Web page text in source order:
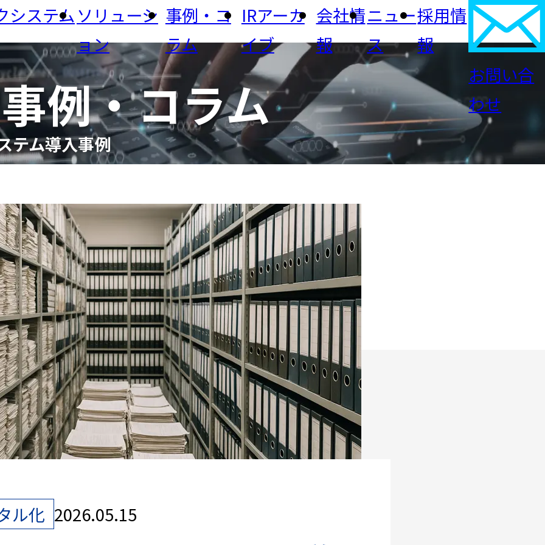
システムソリューシ
ョン
ら探す
コン・コンクリート運輸・物流業鉱業建設・不動産
サービス食品・農業・JA情報通信
ンシステムDX省人・省力化セキュリティ・インフラ
ル化生産・品質管理
事例・コ
ラム
IRアーカ
イブ
ース 投資家の皆様へ IRカレンダー
ブラリ 株主総会 IRよくあるご質問
項
会社情
報
ッセージ
経営理念・経営方
針
会社概要
ィックシス
（沿革）
事業所・アクセス メディア掲載
報公開 電子公告
CSR・サステナビリ
ティ
ニュー
ス
ー・イベント
PACIFICサイバーセキュリティ
研究所
採用情
報
お問い合
わせ
事例・コラム
テム導入事例
ル化 2026.05.15